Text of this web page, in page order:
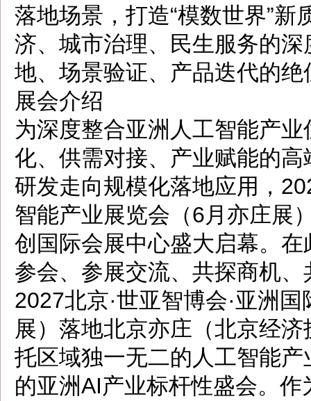
落地场景，打造“模数世界”
济、城市治理、民生服务的
地、场景验证、产品迭代的
展会介绍
为深度整合亚洲人工智能产
化、供需对接、产业赋能的
研发走向规模化落地应用，
智能产业展览会（6月亦庄展
创国际会展中心盛大启幕。
参会、参展交流、共探商机
2027北京·世亚智博会·亚洲
展）落地北京亦庄（北京经
托区域独一无二的人工智能
的亚洲AI产业标杆性盛会。